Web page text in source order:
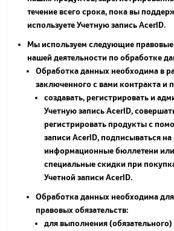
течение всего срока, пока вы
используете Учетную запись AcerID.
Мы используем следующие правовые
нашей деятельности по обработке
Обработка данных необходима в
заключенного с вами контракта и
создавать, регистрировать и
Учетную запись AcerID,
регистрировать продукты с
записи AcerID, подписываться
информационные бюллетени или
специальные скидки при
Учетной записи AcerID.
Обработка данных необходима
правовых обязательств:
для выполнения